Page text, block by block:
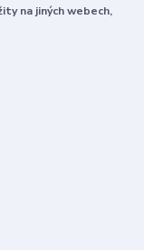
na jiných webech,